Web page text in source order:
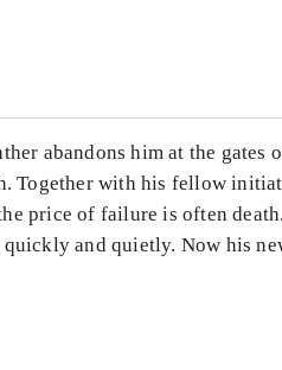
abandons him at the gates
Together with his fellow
price of failure is often death.
quickly and quietly. Now his